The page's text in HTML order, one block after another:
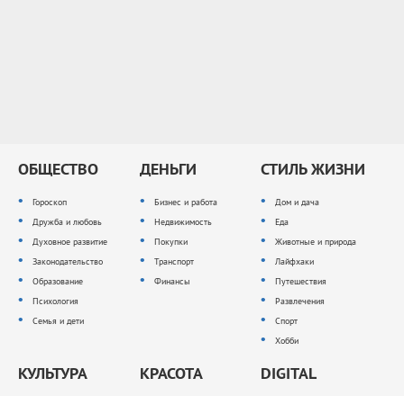
ОБЩЕСТВО
Гороскоп
Дружба и любовь
Духовное развитие
Законодательство
Образование
Психология
Семья и дети
ДЕНЬГИ
Бизнес и работа
Недвижимость
Покупки
Транспорт
Финансы
СТИЛЬ ЖИЗНИ
Дом и дача
Еда
Животные и природа
Лайфхаки
Путешествия
Развлечения
Спорт
Хобби
КУЛЬТУРА КРАСОТА DIGITAL